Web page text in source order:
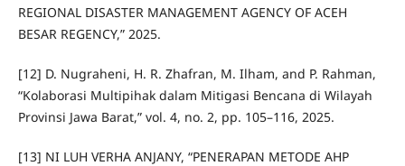
REGIONAL DISASTER MANAGEMENT AGENCY OF ACEH
BESAR REGENCY,” 2025.
[12] D. Nugraheni, H. R. Zhafran, M. Ilham, and P. Rahman,
“Kolaborasi Multipihak dalam Mitigasi Bencana di Wilayah
Provinsi Jawa Barat,” vol. 4, no. 2, pp. 105–116, 2025.
[13] NI LUH VERHA ANJANY, “PENERAPAN METODE AHP